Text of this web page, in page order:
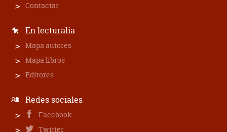
Contactar
En lecturalia
Mapa autores
Mapa libros
Editores
Redes sociales
Facebook
Twitter